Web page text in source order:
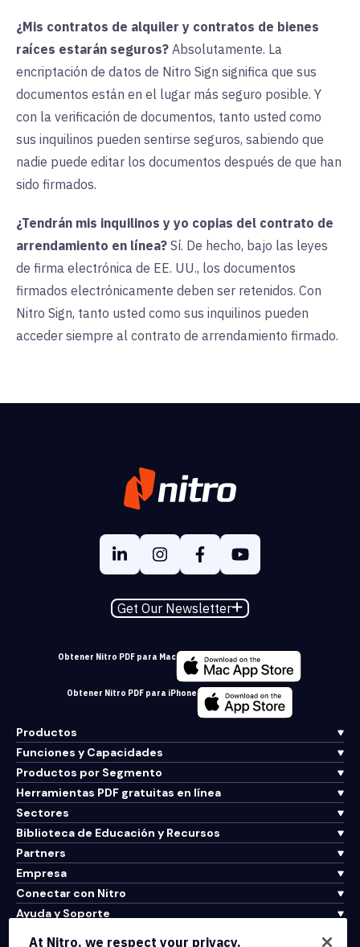
¿Mis contratos de alquiler y contratos de bienes
raíces estarán seguros? Absolutamente. La
encriptación de datos de Nitro Sign significa que sus
documentos están en el lugar más seguro posible. Y
con la verificación de documentos, tanto usted como
sus inquilinos pueden sentirse seguros, sabiendo que
nadie puede editar los documentos después de que han
sido firmados.
¿Tendrán mis inquilinos y yo copias del contrato de
arrendamiento en línea? Sí. De hecho, bajo las leyes
de firma electrónica de EE. UU., los documentos
firmados electrónicamente deben ser retenidos. Con
Nitro Sign, tanto usted como sus inquilinos pueden
acceder siempre al contrato de arrendamiento firmado.
Get Our Newsletter
Obtener Nitro PDF para Mac
Obtener Nitro PDF para iPhone
Productos
Funciones y Capacidades
Productos por Segmento
Herramientas PDF gratuitas en línea
Sectores
Biblioteca de Educación y Recursos
Partners
Empresa
Conectar con Nitro
Ayuda y Soporte
At Nitro, we respect your privacy.